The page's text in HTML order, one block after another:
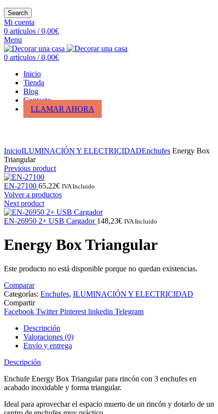
Search
Mi cuenta
0 artículos / 0,00€
Menu
0 artículos / 0,00€
Inicio
Tienda
Blog
Contacto
LLAMAR AHORA
InicioILUMINACIÓN Y ELECTRICIDADEnchufes Energy Box
Triangular
Previous product
EN-27100 65,22€ IVA Incluido
Volver a productos
Next product
EN-26950 2+ USB Cargador 148,23€ IVA Incluido
Energy Box Triangular
Este producto no está disponible porque no quedan existencias.
Comparar
Categorías: Enchufes, ILUMINACIÓN Y ELECTRICIDAD
Compartir
Facebook Twitter Pinterest linkedin Telegram
Descripción
Valoraciones (0)
Envío y entrega
Descripción
Enchufe Energy Box Triangular para rincón con 3 enchufes en
acabado inoxidable y forma triangular.
Ideal para aprovechar el espacio muerto de un rincón y dotarlo de un